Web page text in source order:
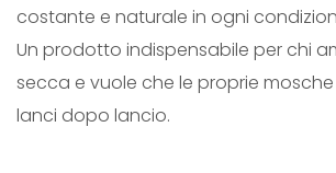
n
t
i
t
costante e naturale in ogni
Un prodotto indispensabile per chi
secca e vuole che le proprie
lanci dopo lancio.